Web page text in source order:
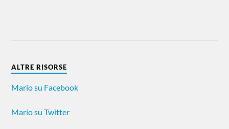
ALTRE RISORSE
Mario su Facebook
Mario su Twitter